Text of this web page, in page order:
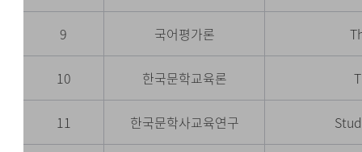
9 국어평가론
10 한국문학교육론
11 한국문학사교육연구